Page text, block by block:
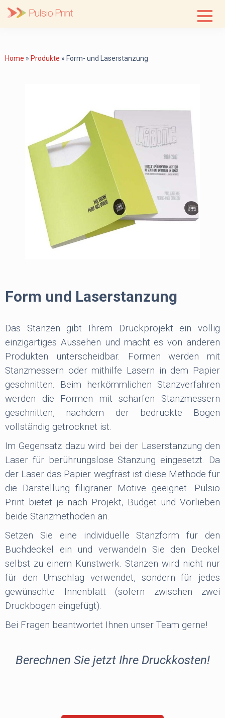
Home » Produkte » Form- und Laserstanzung
Form und Laserstanzung
Das Stanzen gibt Ihrem Druckprojekt ein völlig
einzigartiges Aussehen und macht es von anderen
Produkten unterscheidbar. Formen werden mit
Stanzmessern oder mithilfe Lasern in dem Papier
geschnitten. Beim herkömmlichen Stanzverfahren
werden die Formen mit scharfen Stanzmessern
geschnitten, nachdem der bedruckte Bogen
vollständig getrocknet ist.
Im Gegensatz dazu wird bei der Laserstanzung den
Laser für berührungslose Stanzung eingesetzt. Da
der Laser das Papier wegfräst ist diese Methode für
die Darstellung filigraner Motive geeignet. Pulsio
Print bietet je nach Projekt, Budget und Vorlieben
beide Stanzmethoden an.
Setzen Sie eine individuelle Stanzform für den
Buchdeckel ein und verwandeln Sie den Deckel
selbst zu einem Kunstwerk. Stanzen wird nicht nur
für den Umschlag verwendet, sondern für jedes
gewünschte Innenblatt (sofern zwischen zwei
Druckbogen eingefügt).
Bei Fragen beantwortet Ihnen unser Team gerne!
Berechnen Sie jetzt Ihre Druckkosten!